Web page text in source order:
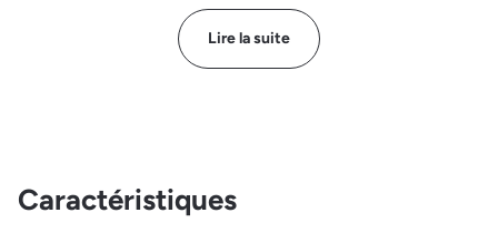
Lire la suite
Caractéristiques